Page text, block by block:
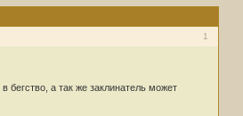
1
а так же заклинатель может